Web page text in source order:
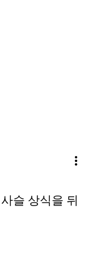
more_vert
슬 상식을 뒤